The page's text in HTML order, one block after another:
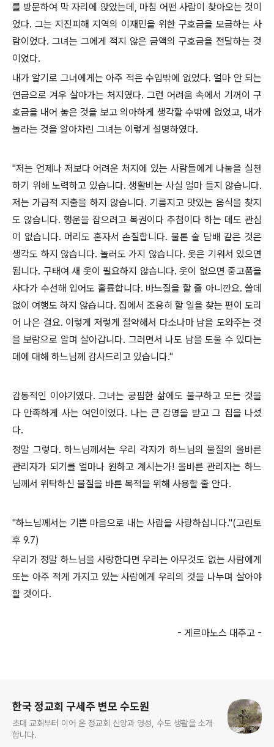
를 방문하여 막 자리에 앉았는데, 마침 어떤 사람이 찾아오는 것이
었다. 그는 지진피해 지역의 이재민을 위한 구호금을 모금하는 사
람이었다. 그녀는 그에게 적지 않은 금액의 구호금을 전달하는 것
이었다.
내가 알기로 그녀에게는 아주 적은 수입밖에 없었다. 얼마 안 되는
연금으로 겨우 살아가는 처지였다. 그런 어려움 속에서 기꺼이 구
호금을 내어 놓은 것을 보고 의아하게 생각할 수밖에 없었고, 내가
놀라는 것을 알아차린 그녀는 이렇게 설명하였다.
"저는 언제나 저보다 어려운 처지에 있는 사람들에게 나눔을 실천
하기 위해 노력하고 있습니다. 생활비는 사실 얼마 들지 않습니다.
저는 가급적 지출을 하지 않습니다. 기름지고 맛있는 음식을 찾지
도 않습니다. 행운을 잡으려고 복권이다 추첨이다 하는 데도 관심
이 없습니다. 머리도 혼자서 손질합니다. 물론 술 담배 같은 것은
생각도 하지 않습니다. 놀러도 가지 않습니다. 옷은 기워서 있으면
됩니다. 구태여 새 옷이 필요하지 않습니다. 옷이 없으면 중고품을
사다가 수선해 입어도 훌륭합니다. 바느질을 할 줄 아니깐요. 쓸데
없이 여행도 하지 않습니다. 집에서 조용히 할 일을 찾는 편이 도리
어 나은 걸요. 이렇게 저렇게 절약해서 다소나마 남을 도와주는 것
을 보람으로 알며 살아갑니다. 그러면서 나도 남을 도울 수 있다는
데에 대해 하느님께 감사드리고 있습니다."
감동적인 이야기였다. 그녀는 궁핍한 삶에도 불구하고 모든 것을
다 만족하게 사는 여인이었다. 나는 큰 감명을 받고 그 집을 나섰
다.
정말 그렇다. 하느님께서는 우리 각자가 하느님의 물질의 올바른
관리자가 되기를 얼마나 원하고 계시는가! 올바른 관리자는 하느
님께서 위탁하신 물질을 바른 목적을 위해 사용할 줄 안다.
"하느님께서는 기쁜 마음으로 내는 사람을 사랑하십니다."(고린토
후 9.7)
우리가 정말 하느님을 사랑한다면 우리는 아무것도 없는 사람에게
또는 아주 적게 가지고 있는 사람에게 우리의 것을 나누며 살아야
할 것이다.
- 게르마노스 대주고 -
한국 정교회 구세주 변모 수도원
초대 교회부터 이어 온 정교회 신앙과 영성, 수도 생활을 소개
합니다.